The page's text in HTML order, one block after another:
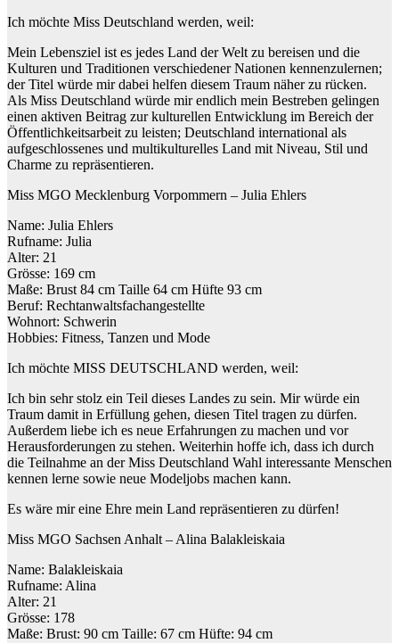
Ich möchte Miss Deutschland werden, weil:
Mein Lebensziel ist es jedes Land der Welt zu bereisen und die
Kulturen und Traditionen verschiedener Nationen kennenzulernen;
der Titel würde mir dabei helfen diesem Traum näher zu rücken.
Als Miss Deutschland würde mir endlich mein Bestreben gelingen
einen aktiven Beitrag zur kulturellen Entwicklung im Bereich der
Öffentlichkeitsarbeit zu leisten; Deutschland international als
aufgeschlossenes und multikulturelles Land mit Niveau, Stil und
Charme zu repräsentieren.
Miss MGO Mecklenburg Vorpommern – Julia Ehlers
Name: Julia Ehlers
Rufname: Julia
Alter: 21
Grösse: 169 cm
Maße: Brust 84 cm Taille 64 cm Hüfte 93 cm
Beruf: Rechtanwaltsfachangestellte
Wohnort: Schwerin
Hobbies: Fitness, Tanzen und Mode
Ich möchte MISS DEUTSCHLAND werden, weil:
Ich bin sehr stolz ein Teil dieses Landes zu sein. Mir würde ein
Traum damit in Erfüllung gehen, diesen Titel tragen zu dürfen.
Außerdem liebe ich es neue Erfahrungen zu machen und vor
Herausforderungen zu stehen. Weiterhin hoffe ich, dass ich durch
die Teilnahme an der Miss Deutschland Wahl interessante Menschen
kennen lerne sowie neue Modeljobs machen kann.
Es wäre mir eine Ehre mein Land repräsentieren zu dürfen!
Miss MGO Sachsen Anhalt – Alina Balakleiskaia
Name: Balakleiskaia
Rufname: Alina
Alter: 21
Grösse: 178
Maße: Brust: 90 cm Taille: 67 cm Hüfte: 94 cm